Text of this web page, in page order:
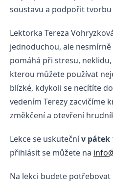
soustavu a podpořit
Lektorka Tereza
jednoduchou, ale
pomáhá při stresu,
kterou můžete používat
blízké, kdykoli se necítíte
vedením Terezy zacvičíme
změkčení a otevření
Lekce se uskutečnív pátek
přihlásit se můžete na
Na lekci budete